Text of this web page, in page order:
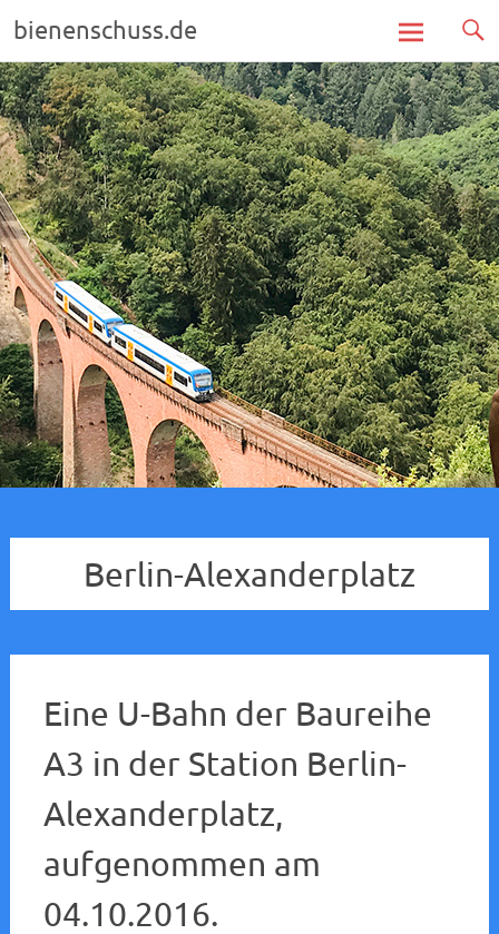
bienenschuss.de
Zum
Inhalt
springen
Berlin-Alexanderplatz
Eine U-Bahn der Baureihe
A3 in der Station Berlin-
Alexanderplatz,
aufgenommen am
04.10.2016.